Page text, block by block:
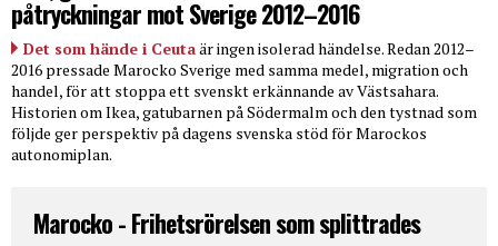
påtryckningar mot Sverige 2012–2016
Det som hände i Ceutaär ingen isolerad händelse. Redan 2012–
2016 pressade Marocko Sverige med samma medel, migration och
handel, för att stoppa ett svenskt erkännande av Västsahara.
Historien om Ikea, gatubarnen på Södermalm och den tystnad som
följde ger perspektiv på dagens svenska stöd för Marockos
autonomiplan.
Marocko - Frihetsrörelsen som splittrades